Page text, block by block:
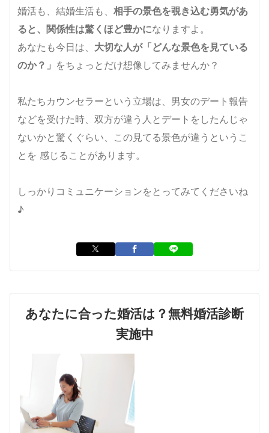
婚活も、結婚生活も、 相手の景色を覗き込む勇気があ
ると、関係性は驚くほど豊かになりますよ。
あなたも今日は、 大切な人が「どんな景色を見ている
のか？」 をちょっとだけ想像してみませんか？
私たちカウンセラーという立場は、男女のデート報告
などを受けた時、双方が違う人とデートをしたんじゃ
ないかと驚くぐらい、この見てる景色が違うというこ
とを 感じることがあります。
しっかりコミュニケーションをとってみてくださいね
♪
あなたに合った婚活は？無料婚活診断
実施中